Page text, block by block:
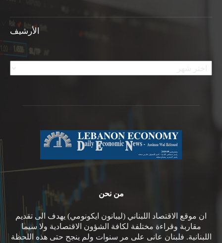
الأرشيف
الأرشيف
من نحن
ان موقع الاقتصاد اللبناني (ليبانون ايكونومي) يهدف الى تقديم
مقاربة وقراءة مختلفة لكافة الشؤون الاقتصادية ولا سيما
اللبنانية. فلبنان عانى على مر سنوات ولم ينجح حتى هذه اللحظة